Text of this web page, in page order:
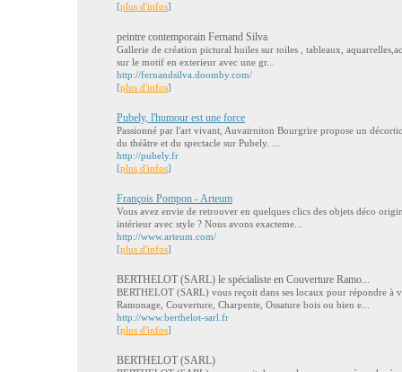
[plus d'infos]
peintre contemporain Fernand Silva
Gallerie de création pictural huiles sur toiles , tableaux,
sur le motif en exterieur avec une gr...
http://fernandsilva.doomby.com/
[plus d'infos]
Pubely, l'humour est une force
Passionné par l'art vivant, Auvairniton Bourgrire propose un
du théâtre et du spectacle sur Pubely. ...
http://pubely.fr
[plus d'infos]
François Pompon - Arteum
Vous avez envie de retrouver en quelques clics des objets déco
intérieur avec style ? Nous avons exacteme...
http://www.arteum.com/
[plus d'infos]
BERTHELOT (SARL) le spécialiste en Couverture Ramo...
BERTHELOT (SARL) vous reçoit dans ses locaux pour répondre à
Ramonage, Couverture, Charpente, Ossature bois ou bien e...
http://www.berthelot-sarl.fr
[plus d'infos]
BERTHELOT (SARL)